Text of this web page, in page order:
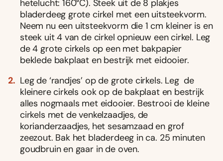
hetelucht: 160°C). Steek uit de 8 plakjes
bladerdeeg grote cirkel met een uitsteekvorm.
Neem nu een uitsteekvorm die 1 cm kleiner is en
steek uit 4 van de cirkel opnieuw een cirkel. Leg
de 4 grote cirkels op een met bakpapier
beklede bakplaat en bestrijk met eidooier.
Leg de ‘randjes’ op de grote cirkels. Leg de
kleinere cirkels ook op de bakplaat en bestrijk
alles nogmaals met eidooier. Bestrooi de kleine
cirkels met de venkelzaadjes, de
korianderzaadjes, het sesamzaad en grof
zeezout. Bak het bladerdeeg in ca. 25 minuten
goudbruin en gaar in de oven.